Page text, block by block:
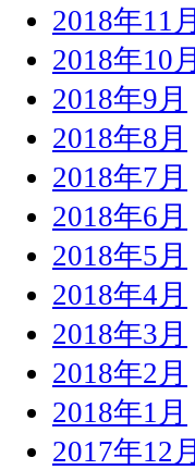
2018年11月
2018年10月
2018年9月
2018年8月
2018年7月
2018年6月
2018年5月
2018年4月
2018年3月
2018年2月
2018年1月
2017年12月